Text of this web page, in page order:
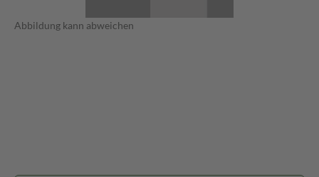
Abbildung kann abweichen